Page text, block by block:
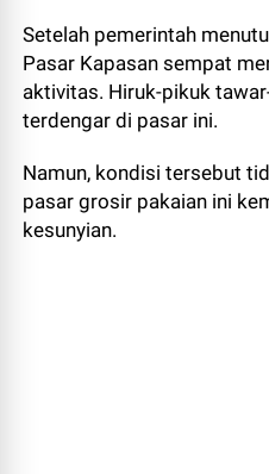
Setelah pemerintah
Pasar Kapasan sempat
aktivitas. Hiruk-pikuk
terdengar di pasar ini.
Namun, kondisi tersebut
pasar grosir pakaian ini
kesunyian.